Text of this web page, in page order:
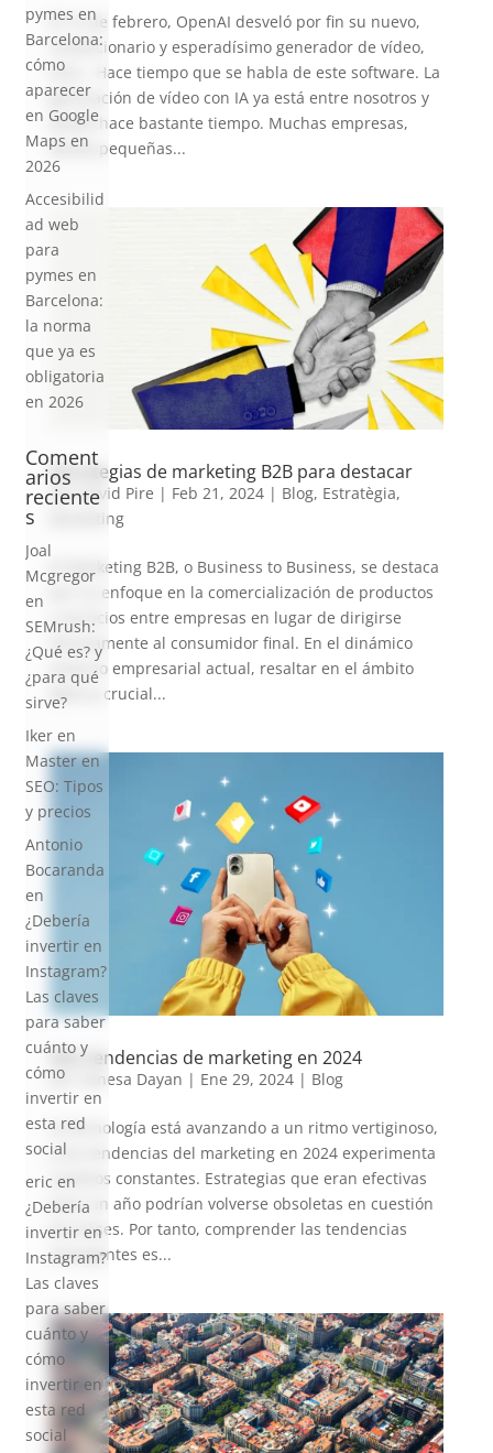
El 15 de febrero, OpenAI desveló por fin su nuevo,
revolucionario y esperadísimo generador de vídeo,
Sora. Hace tiempo que se habla de este software. La
generación de vídeo con IA ya está entre nosotros y
desde hace bastante tiempo. Muchas empresas,
desde pequeñas...
Estrategias de marketing B2B para destacar
porDavid Pire | Feb 21, 2024| Blog, Estratègia,
Marketing
El Marketing B2B, o Business to Business, se destaca
por su enfoque en la comercialización de productos
y servicios entre empresas en lugar de dirigirse
directamente al consumidor final. En el dinámico
entorno empresarial actual, resaltar en el ámbito
B2B es crucial...
Seis tendencias de marketing en 2024
por Vanesa Dayan | Ene 29, 2024| Blog
La tecnología está avanzando a un ritmo vertiginoso,
y las tendencias del marketing en 2024 experimenta
cambios constantes. Estrategias que eran efectivas
hace un año podrían volverse obsoletas en cuestión
de meses. Por tanto, comprender las tendencias
emergentes es...
pymes en
Barcelona:
cómo
aparecer
en Google
Maps en
2026
Accesibilid
ad web
para
pymes en
Barcelona:
la norma
que ya es
obligatoria
en 2026
Coment
arios
reciente
s
Joal
Mcgregor
en
SEMrush:
¿Qué es? y
¿para qué
sirve?
Iker en
Master en
SEO: Tipos
y precios
Antonio
Bocaranda
en
¿Debería
invertir en
Instagram?
Las claves
para saber
cuánto y
cómo
invertir en
esta red
social
eric en
¿Debería
invertir en
Instagram?
Las claves
para saber
cuánto y
cómo
invertir en
esta red
social